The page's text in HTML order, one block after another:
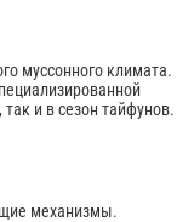
муссонного климата.
и в сезон тайфунов.
механизмы.